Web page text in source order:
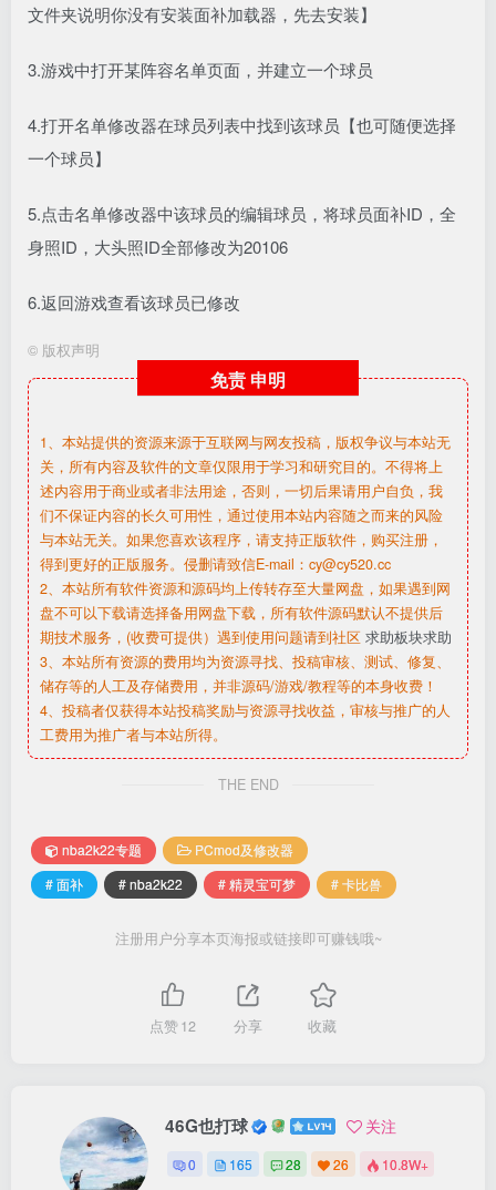
文件夹说明你没有安装面补加载器，先去安装】
3.游戏中打开某阵容名单页面，并建立一个球员
4.打开名单修改器在球员列表中找到该球员【也可随便选择
一个球员】
5.点击名单修改器中该球员的编辑球员，将球员面补ID，全
身照ID，大头照ID全部修改为20106
6.返回游戏查看该球员已修改
© 版权声明
免责 申明
1、本站提供的资源来源于互联网与网友投稿，版权争议与本站无
关，所有内容及软件的文章仅限用于学习和研究目的。不得将上
述内容用于商业或者非法用途，否则，一切后果请用户自负，我
们不保证内容的长久可用性，通过使用本站内容随之而来的风险
与本站无关。如果您喜欢该程序，请支持正版软件，购买注册，
得到更好的正版服务。侵删请致信E-mail：cy@cy520.cc
2、本站所有软件资源和源码均上传转存至大量网盘，如果遇到网
盘不可以下载请选择备用网盘下载，所有软件源码默认不提供后
期技术服务，(收费可提供）遇到使用问题请到社区 求助板块求助
3、本站所有资源的费用均为资源寻找、投稿审核、测试、修复、
储存等的人工及存储费用，并非源码/游戏/教程等的本身收费！
4、投稿者仅获得本站投稿奖励与资源寻找收益，审核与推广的人
工费用为推广者与本站所得。
THE END
nba2k22专题
PCmod及修改器
# 面补
# nba2k22 # 精灵宝可梦 # 卡比兽
注册用户分享本页海报或链接即可赚钱哦~
点赞12 分享 收藏
46G也打球 关注
0 165 28 26 10.8W+